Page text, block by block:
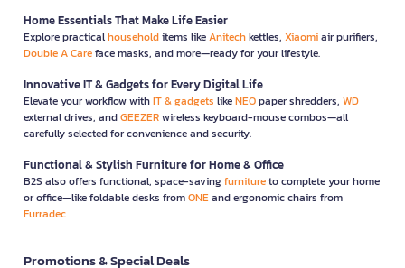
Home Essentials That Make Life Easier
Explore practicalhouseholditems likeAnitechkettles, Xiaomiair purifiers,
Double A Careface masks, and more—ready for your lifestyle.
Innovative IT & Gadgets for Every Digital Life
Elevate your workflow withIT & gadgets likeNEOpaper shredders, WD
external drives, andGEEZERwireless keyboard-mouse combos—all
carefully selected for convenience and security.
Functional & Stylish Furniture for Home & Office
B2S also offers functional, space-savingfurnitureto complete your home
or office—like foldable desks fromONEand ergonomic chairs from
Furradec
Promotions & Special Deals